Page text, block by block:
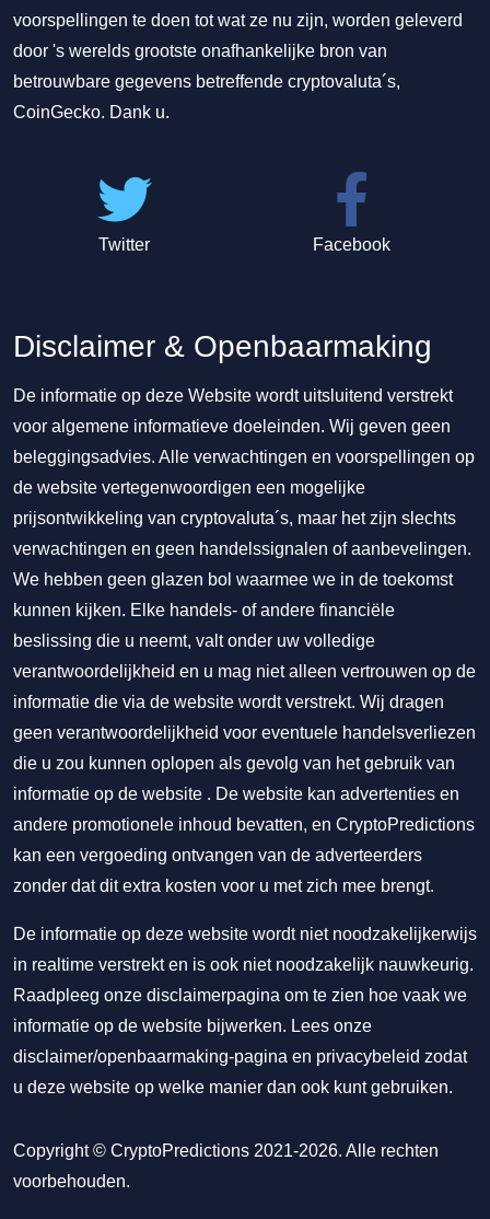
voorspellingen te doen tot wat ze nu zijn, worden geleverd
door 's werelds grootste onafhankelijke bron van
betrouwbare gegevens betreffende cryptovaluta´s,
CoinGecko. Dank u.
Twitter Facebook
Disclaimer & Openbaarmaking
De informatie op deze Website wordt uitsluitend verstrekt
voor algemene informatieve doeleinden. Wij geven geen
beleggingsadvies. Alle verwachtingen en voorspellingen op
de website vertegenwoordigen een mogelijke
prijsontwikkeling van cryptovaluta´s, maar het zijn slechts
verwachtingen en geen handelssignalen of aanbevelingen.
We hebben geen glazen bol waarmee we in de toekomst
kunnen kijken. Elke handels- of andere financiële
beslissing die u neemt, valt onder uw volledige
verantwoordelijkheid en u mag niet alleen vertrouwen op de
informatie die via de website wordt verstrekt. Wij dragen
geen verantwoordelijkheid voor eventuele handelsverliezen
die u zou kunnen oplopen als gevolg van het gebruik van
informatie op de website . De website kan advertenties en
andere promotionele inhoud bevatten, en CryptoPredictions
kan een vergoeding ontvangen van de adverteerders
zonder dat dit extra kosten voor u met zich mee brengt.
De informatie op deze website wordt niet noodzakelijkerwijs
in realtime verstrekt en is ook niet noodzakelijk nauwkeurig.
Raadpleeg onze disclaimerpagina om te zien hoe vaak we
informatie op de website bijwerken. Lees onze
disclaimer/openbaarmaking-pagina en privacybeleid zodat
u deze website op welke manier dan ook kunt gebruiken.
Copyright © CryptoPredictions 2021-2026. Alle rechten
voorbehouden.